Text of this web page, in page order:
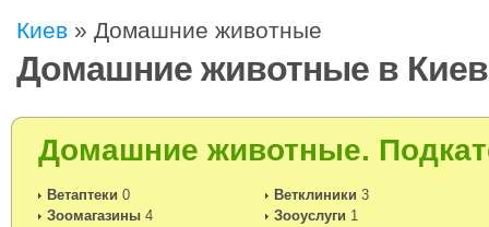
Киев » Домашние животные
Домашние животные в
Домашние животные.
Ветаптеки 0 Ветклиники 3
Зоомагазины 4 Зооуслуги 1